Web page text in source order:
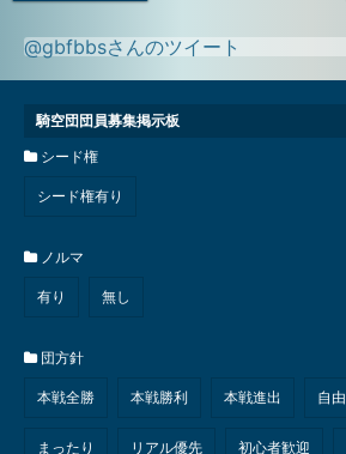
投
@gbfbbsさんのツイート
騎空団団員募集掲示板
シード権
シード権有り
ノルマ
有り 無し
団方針
本戦全勝 本戦勝利 本戦進出 自由
まったり リアル優先 初心者歓迎